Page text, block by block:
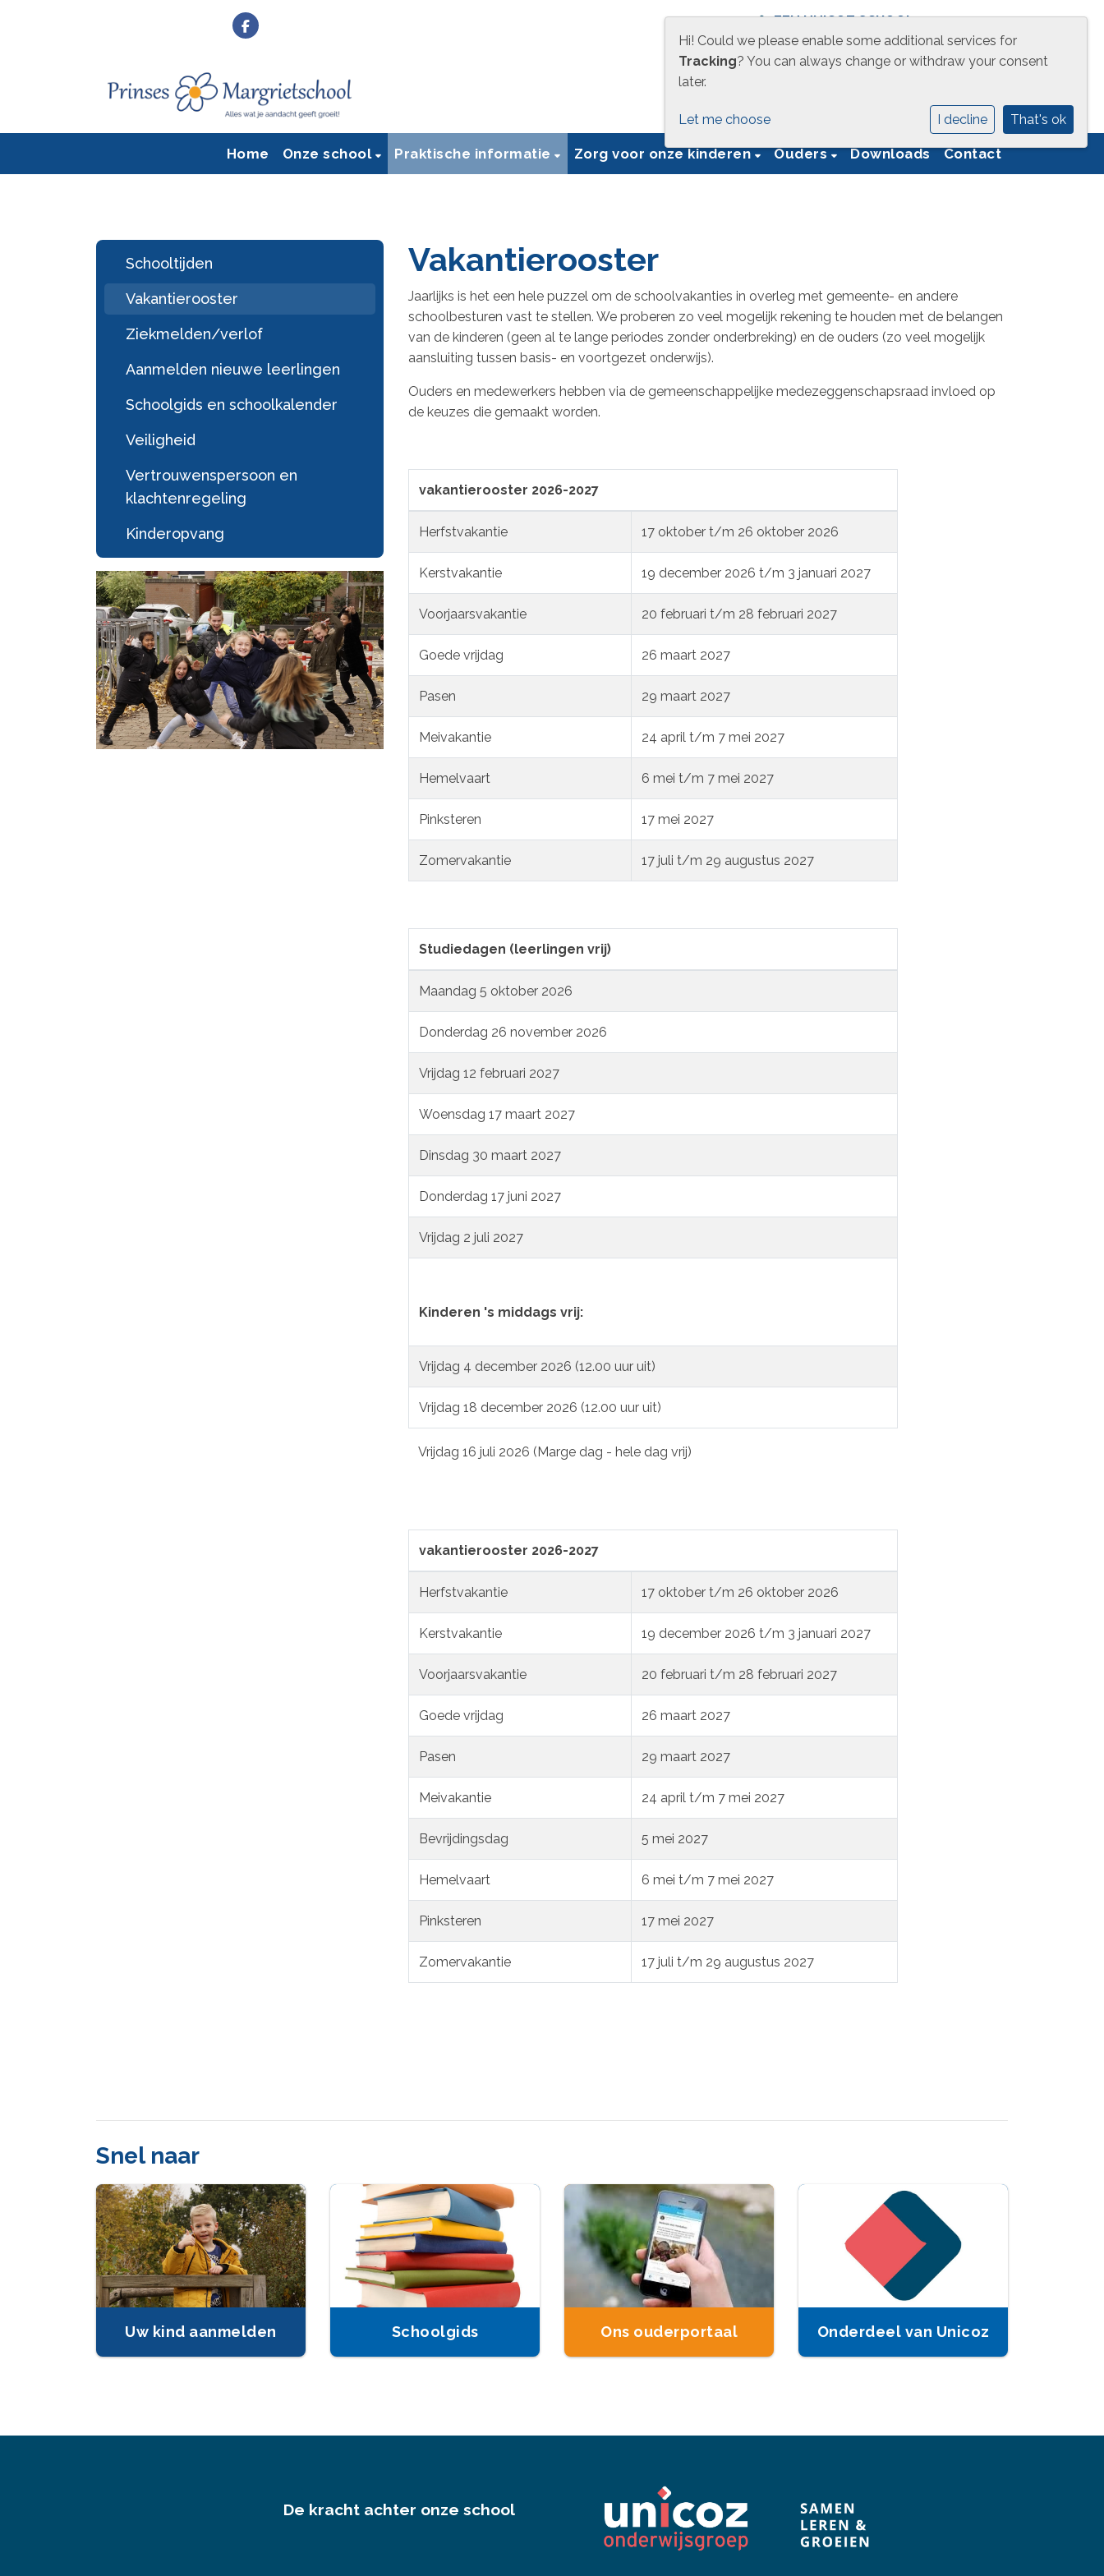
EEN UNICOZ SCHOOL
Home Onze school Praktische informatie Zorg voor onze kinderen Ouders Downloads Contact
Schooltijden
Vakantierooster
Ziekmelden/verlof
Aanmelden nieuwe leerlingen
Schoolgids en schoolkalender
Veiligheid
Vertrouwenspersoon en
klachtenregeling
Kinderopvang
Vakantierooster
Jaarlijks is het een hele puzzel om de schoolvakanties in overleg met gemeente- en andere
schoolbesturen vast te stellen. We proberen zo veel mogelijk rekening te houden met de belangen
van de kinderen (geen al te lange periodes zonder onderbreking) en de ouders (zo veel mogelijk
aansluiting tussen basis- en voortgezet onderwijs).
Ouders en medewerkers hebben via de gemeenschappelijke medezeggenschapsraad invloed op
de keuzes die gemaakt worden.
vakantierooster 2026-2027
Herfstvakantie 17 oktober t/m 26 oktober 2026
Kerstvakantie 19 december 2026 t/m 3 januari 2027
Voorjaarsvakantie 20 februari t/m 28 februari 2027
Goede vrijdag 26 maart 2027
Pasen 29 maart 2027
Meivakantie 24 april t/m 7 mei 2027
Hemelvaart 6 mei t/m 7 mei 2027
Pinksteren 17 mei 2027
Zomervakantie 17 juli t/m 29 augustus 2027
Studiedagen (leerlingen vrij)
Maandag 5 oktober 2026
Donderdag 26 november 2026
Vrijdag 12 februari 2027
Woensdag 17 maart 2027
Dinsdag 30 maart 2027
Donderdag 17 juni 2027
Vrijdag 2 juli 2027
Kinderen 's middags vrij:
Vrijdag 4 december 2026 (12.00 uur uit)
Vrijdag 18 december 2026 (12.00 uur uit)
Vrijdag 16 juli 2026 (Marge dag - hele dag vrij)
vakantierooster 2026-2027
Herfstvakantie 17 oktober t/m 26 oktober 2026
Kerstvakantie 19 december 2026 t/m 3 januari 2027
Voorjaarsvakantie 20 februari t/m 28 februari 2027
Goede vrijdag 26 maart 2027
Pasen 29 maart 2027
Meivakantie 24 april t/m 7 mei 2027
Bevrijdingsdag 5 mei 2027
Hemelvaart 6 mei t/m 7 mei 2027
Pinksteren 17 mei 2027
Zomervakantie 17 juli t/m 29 augustus 2027
Snel naar
Uw kind aanmelden Schoolgids Ons ouderportaal Onderdeel van Unicoz
De kracht achter onze school
Hi! Could we please enable some additional services for
Tracking? You can always change or withdraw your consent
later.
Let me choose I decline That's ok